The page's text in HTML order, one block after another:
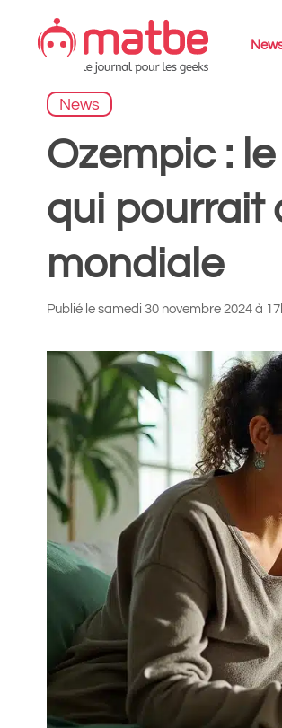
contenu
News
Ozempic :
qui pourrait
mondiale
Publié lesamedi 30 novembre 2024 à